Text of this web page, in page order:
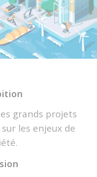
grands projets
les enjeux de